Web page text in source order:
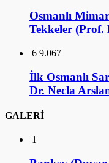
Osmanlı
Tekkeler (Prof.
6 9.067
İlk Osmanlı
Dr. Necla
GALERİ
1